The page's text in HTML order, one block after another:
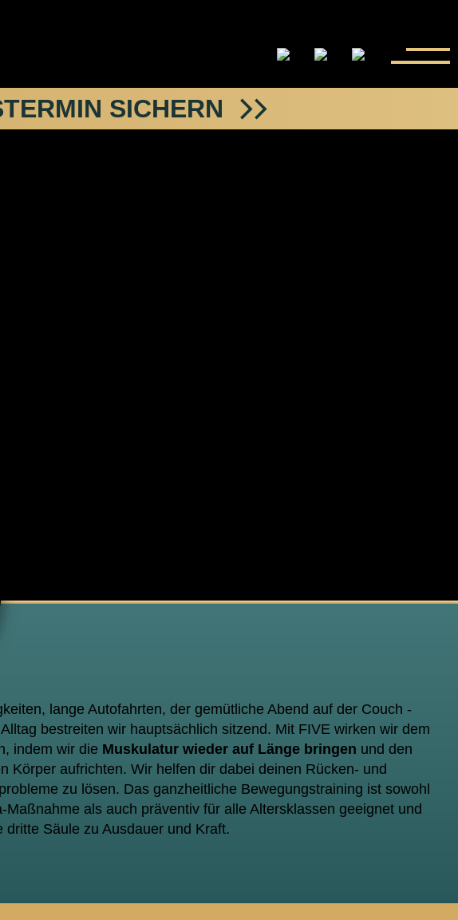
SICHERN
lange Autofahrten, der gemütliche Abend auf der Couch -
bestreiten wir hauptsächlich sitzend. Mit FIVE wirken wir dem
indem wir die Muskulatur wieder auf Länge bringen und den
Körper aufrichten. Wir helfen dir dabei deinen Rücken- und
zu lösen. Das ganzheitliche Bewegungstraining ist sowohl
Maßnahme als auch präventiv für alle Altersklassen geeignet und
dritte Säule zu Ausdauer und Kraft.